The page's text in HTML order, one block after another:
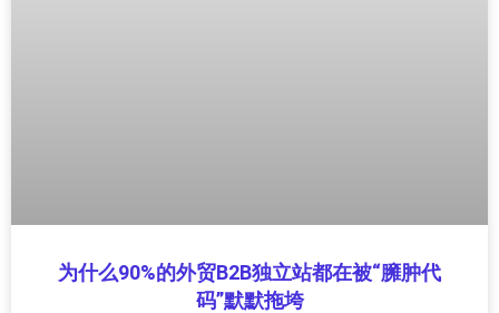
为什么90%的外贸B2B独立站都在被“臃肿代
码”默默拖垮